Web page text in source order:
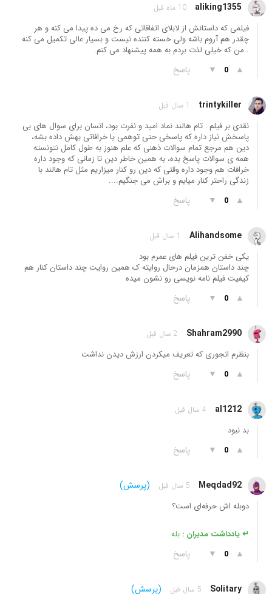
aliking1355 10 ماه قبل
فیلمی که داستانش از لابلای اتفاقاتی که رخ می ده پیدا می کنه و هر
چقدر هم آروم باشه ولی خسته کننده نیست و بسیار عالی تکمیل می کنه
. من که خیلی لذت بردم به همه پیشنهاد می کنم.
▲
0
▼ پاسخ
trintykiller 1 سال قبل
نقدی بر فیلم : تام هالند نماد امید و نفرت بود، انسان برای سوال های بی
پاسخش نیاز داره که پاسخی حتی توهمی یا خرافاتی بهش داده بشه،
دین هم مرجع تمام سوالات ذهنی که علم هنوز به طول کامل نتونسته
همه ی سوالات پاسخ بده، به همین خاطر دین تا زمانی که وجود داره
خرافات هم وجود داره وقتی که دین رو کنار میزاریم مثل تام هالند با
زندگی راحتر کنار میایم و براش می جنگیم....
▲
0
▼ پاسخ
Alihandsome 1 سال قبل
یکی خفن ترین فیلم های عمرم بود
چند داستان همزمان درحال روایته ک همین روایت چند داستان کنار هم
کیفیت فیلم نامه نویسی رو نشون میده
▲
0
▼ پاسخ
Shahram2990 2 سال قبل
بنظرم انجوری که تعریف میکردن ارزش دیدن نداشت
▲
0
▼ پاسخ
al1212 4 سال قبل
بد نبود
▲
0
▼ پاسخ
Meqdad92 5 سال قبل (پرسش)
دوبله اش حرفه‌ای است؟
↵ یادداشت مدیران : بله
▲
0
▼ پاسخ
Solitary 5 سال قبل (پرسش)